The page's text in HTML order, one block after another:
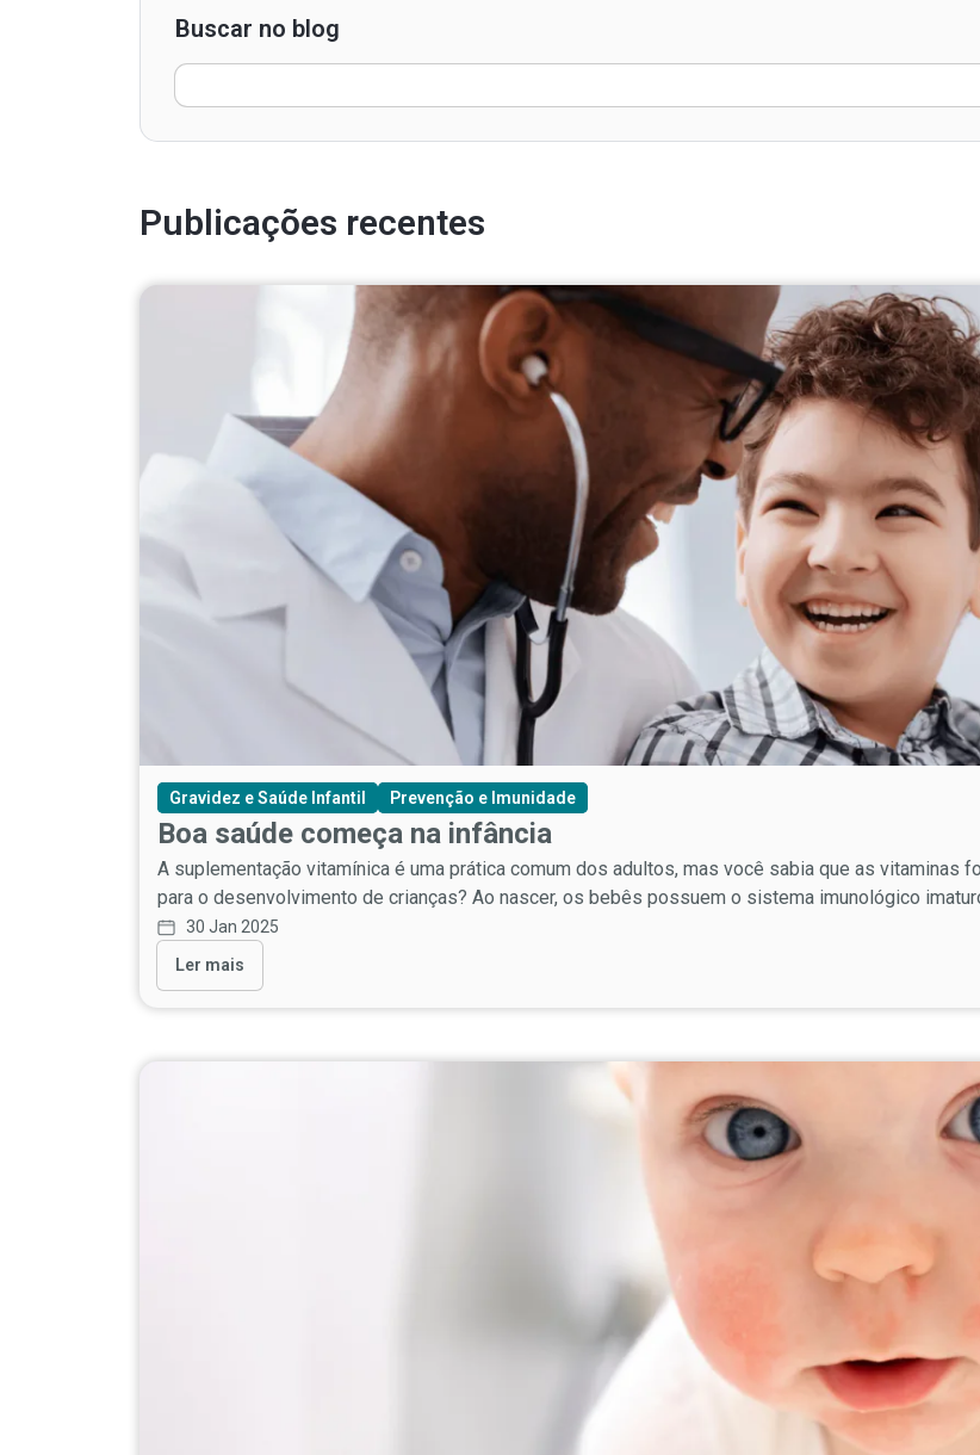
Buscar no blog
Pesquisar
Publicações recentes
Gravidez e Saúde Infantil Prevenção e Imunidade
Boa saúde começa na infância
A suplementação vitamínica é uma prática comum dos adultos, mas você sabia que as vitaminas
para o desenvolvimento de crianças? Ao nascer, os bebês possuem o sistema imunológico
30 Jan 2025
Ler mais